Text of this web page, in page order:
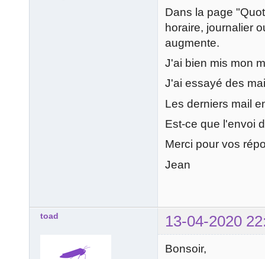
Dans la page
horaire, journalier
augmente.
J'ai bien mis mon
J'ai essayé des
Les derniers mail
Est-ce que l'envoi
Merci pour vos
Jean
toad 13-04-2020
Bonsoir,